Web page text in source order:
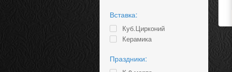
Вставка:
Куб.Цирконий
Керамика
Праздники: